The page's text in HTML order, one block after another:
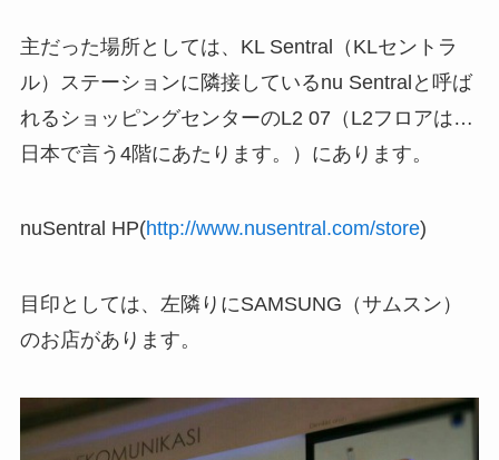
主だった場所としては、KL Sentral（KLセントラ
ル）ステーションに隣接しているnu Sentralと呼ば
れるショッピングセンターのL2 07（L2フロアは…
日本で言う4階にあたります。）にあります。
nuSentral HP(http://www.nusentral.com/store)
目印としては、左隣りにSAMSUNG（サムスン）
のお店があります。